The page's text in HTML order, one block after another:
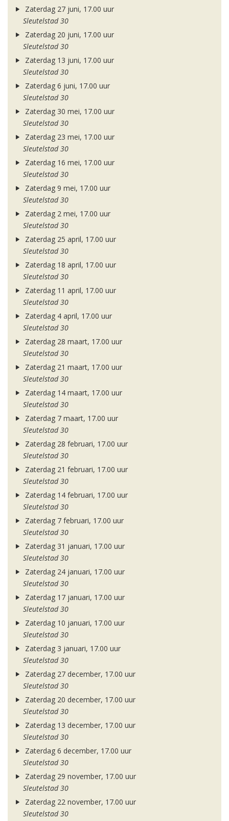
Zaterdag 27 juni, 17.00 uur
Sleutelstad 30
Zaterdag 20 juni, 17.00 uur
Sleutelstad 30
Zaterdag 13 juni, 17.00 uur
Sleutelstad 30
Zaterdag 6 juni, 17.00 uur
Sleutelstad 30
Zaterdag 30 mei, 17.00 uur
Sleutelstad 30
Zaterdag 23 mei, 17.00 uur
Sleutelstad 30
Zaterdag 16 mei, 17.00 uur
Sleutelstad 30
Zaterdag 9 mei, 17.00 uur
Sleutelstad 30
Zaterdag 2 mei, 17.00 uur
Sleutelstad 30
Zaterdag 25 april, 17.00 uur
Sleutelstad 30
Zaterdag 18 april, 17.00 uur
Sleutelstad 30
Zaterdag 11 april, 17.00 uur
Sleutelstad 30
Zaterdag 4 april, 17.00 uur
Sleutelstad 30
Zaterdag 28 maart, 17.00 uur
Sleutelstad 30
Zaterdag 21 maart, 17.00 uur
Sleutelstad 30
Zaterdag 14 maart, 17.00 uur
Sleutelstad 30
Zaterdag 7 maart, 17.00 uur
Sleutelstad 30
Zaterdag 28 februari, 17.00 uur
Sleutelstad 30
Zaterdag 21 februari, 17.00 uur
Sleutelstad 30
Zaterdag 14 februari, 17.00 uur
Sleutelstad 30
Zaterdag 7 februari, 17.00 uur
Sleutelstad 30
Zaterdag 31 januari, 17.00 uur
Sleutelstad 30
Zaterdag 24 januari, 17.00 uur
Sleutelstad 30
Zaterdag 17 januari, 17.00 uur
Sleutelstad 30
Zaterdag 10 januari, 17.00 uur
Sleutelstad 30
Zaterdag 3 januari, 17.00 uur
Sleutelstad 30
Zaterdag 27 december, 17.00 uur
Sleutelstad 30
Zaterdag 20 december, 17.00 uur
Sleutelstad 30
Zaterdag 13 december, 17.00 uur
Sleutelstad 30
Zaterdag 6 december, 17.00 uur
Sleutelstad 30
Zaterdag 29 november, 17.00 uur
Sleutelstad 30
Zaterdag 22 november, 17.00 uur
Sleutelstad 30